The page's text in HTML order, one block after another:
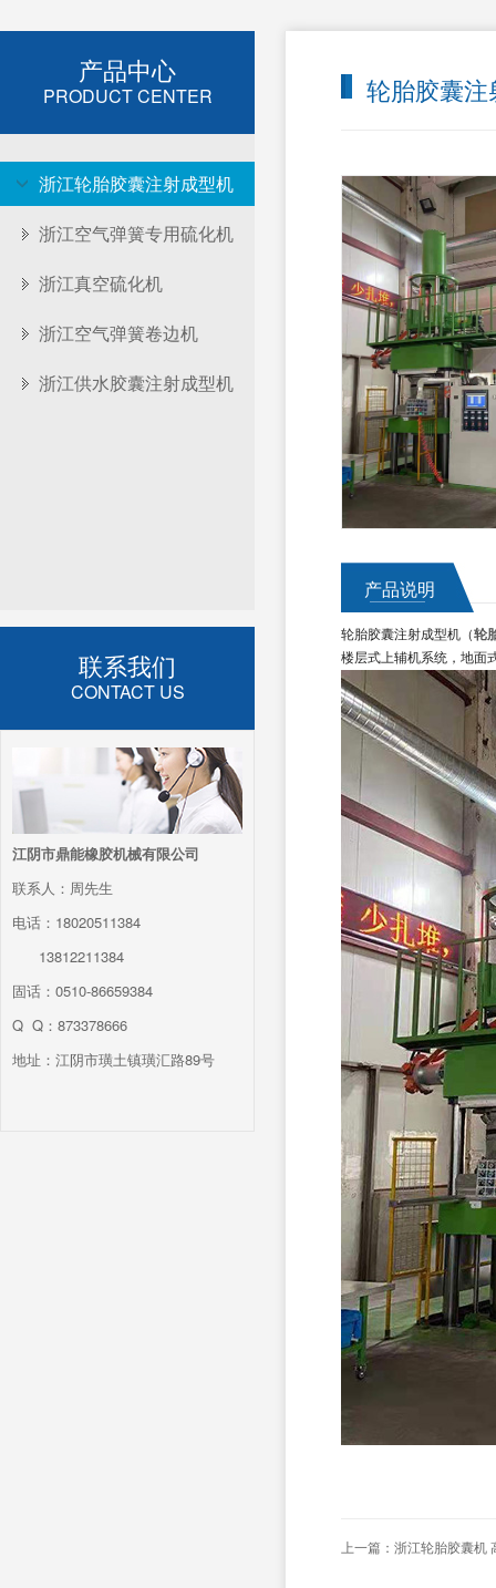
产品中心
PRODUCT CENTER
浙江轮胎胶囊注射成型机
浙江空气弹簧专用硫化机
浙江真空硫化机
浙江空气弹簧卷边机
浙江供水胶囊注射成型机
联系我们
CONTACT US
江阴市鼎能橡胶机械有限公司
联系人：周先生
电话：18020511384
13812211384
固话：0510-86659384
Q Q：873378666
地址：江阴市璜土镇璜汇路89号
轮胎胶囊
产品说明
轮胎胶囊注射成型机（轮
楼层式上辅机系统，地面
上一篇： 浙江轮胎胶囊机